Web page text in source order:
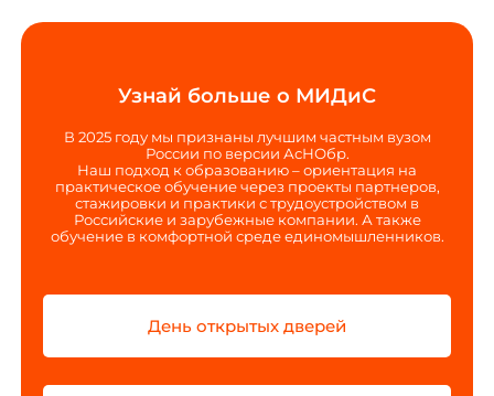
Узнай больше о МИДиС
В 2025 году мы признаны лучшим частным вузом
России по версии АсНОбр.
Наш подход к образованию – ориентация на
практическое обучение через проекты партнеров,
стажировки и практики с трудоустройством в
Российские и зарубежные компании. А также
обучение в комфортной среде единомышленников.
День открытых дверей